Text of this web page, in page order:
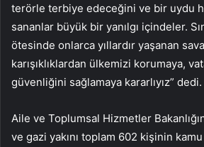
terörle terbiye edeceğini ve bir uydu
sananlar büyük bir yanılgı içindeler.
ötesinde onlarca yıllardır yaşanan
karışıklıklardan ülkemizi korumaya,
güvenliğini sağlamaya kararlıyız” dedi.
Aile ve Toplumsal Hizmetler
ve gazi yakını toplam 602 kişinin